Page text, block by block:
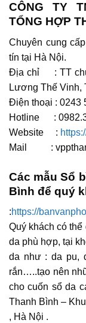
CÔNG TY
TỔNG HỢP
Chuyên cung cấp
tín tại Hà Nội.
Địa chỉ : TT
Lương Thế Vinh,
Điện thoại : 0243
Hotline :
Website :
Mail :
Các mẫu Sổ
Bình để quý
:https://
Quý khách có
da phù hợp, tại
da như : da pu,
rắn…..tạo nên
cho cuốn sổ da
Thanh Bình –
, Hà Nội .